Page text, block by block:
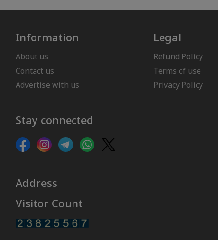
Information
About us
Contact us
Advertise with us
Legal
Refund Policy
Terms of use
Privacy Policy
Stay connected
Address
Visitor Count